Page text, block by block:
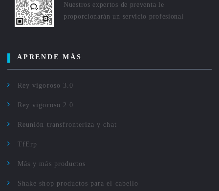
Nuestros expertos de preventa le
proporcionarán un servicio profesional
APRENDE MÁS
Rey vigoroso 3.0
Rey vigoroso 2.0
Reunión transfronteriza y chat
TfErp
Más y más productos
Shake shop productos para el cabello